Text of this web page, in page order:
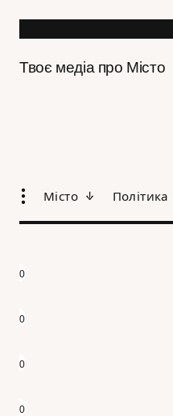
Твоє медіа про Місто
Місто Політика
0
0
0
0